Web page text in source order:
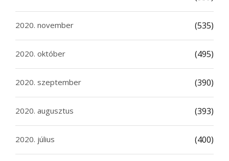
2020. november (535)
2020. október (495)
2020. szeptember (390)
2020. augusztus (393)
2020. július (400)